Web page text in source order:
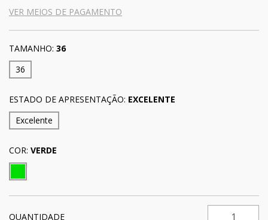
VER MEIOS DE PAGAMENTO
TAMANHO: 36
36
ESTADO DE APRESENTAÇÃO: EXCELENTE
Excelente
COR: VERDE
QUANTIDADE